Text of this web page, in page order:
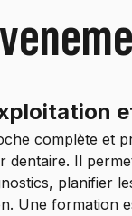
complète et
dentaire. Il
planifier
Une formation